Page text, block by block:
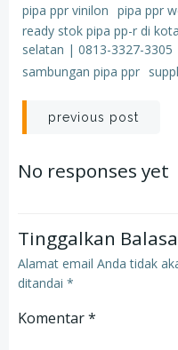
pipa ppr vinilon pipa ppr
ready stok pipa pp-r di
selatan | 0813-3327-3305
sambungan pipa ppr
Post
navigation
previous post
No responses yet
Tinggalkan
Alamat email Anda tidak
ditandai *
Komentar*